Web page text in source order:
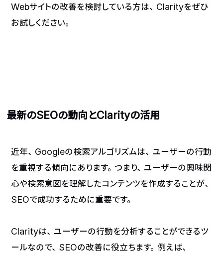
Webサイトの改善を検討している方は、Clarityをぜひ
お試しください。
最新のSEOの動向とClarityの活用
近年、Googleの検索アルゴリズムは、ユーザーの行動
を重視する傾向にあります。つまり、ユーザーの興味関
心や検索意図を理解したコンテンツを作成することが、
SEOで成功するために重要です。
Clarityは、ユーザーの行動を分析することができるツ
ールなので、SEOの改善に役立ちます。例えば、